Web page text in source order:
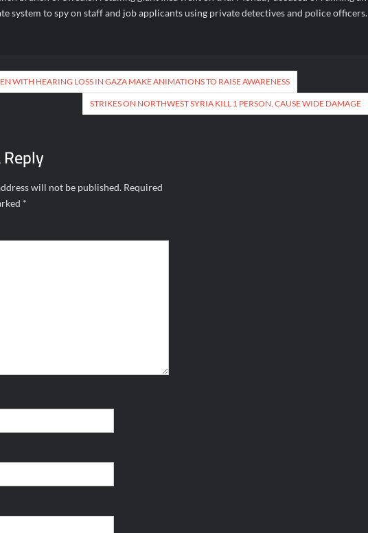
system to spy on staff and job applicants using private detectives and police officers.
WITH HEARING LOSS IN GAZA MAKE ANIMATIONS TO RAISE AWARENESS
STRIKES ON NORTHWEST SYRIA KILL 1 PERSON, CAUSE WIDE DAMAGE
will not be published. Required
*